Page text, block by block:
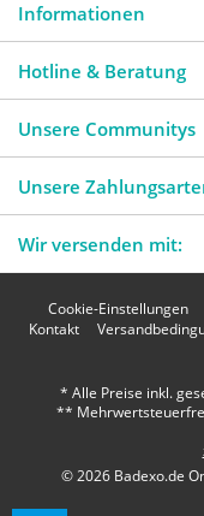
Informationen
Hotline & Beratung
Unsere Communitys
Unsere
Wir versenden mit:
Cookie-Einstellungen
Kontakt
* Alle Preise inkl.
**
© 2026 Badexo.de